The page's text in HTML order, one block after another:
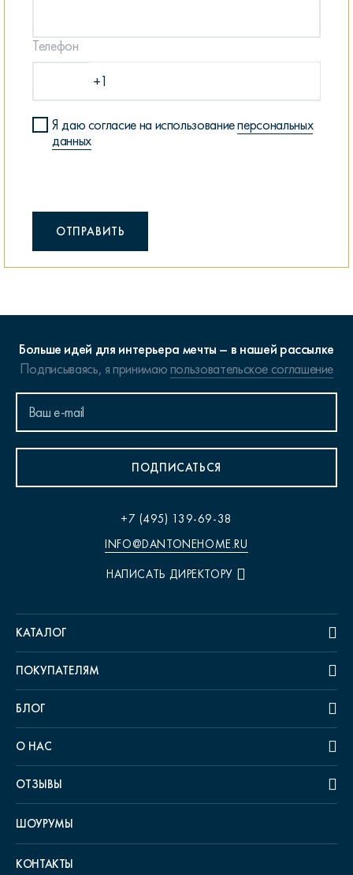
Телефон
Я даю согласие на использованиеперсональных
данных
ОТПРАВИТЬ
Больше идей для интерьера мечты – в нашей рассылке
Подписываясь, я принимаюпользовательское соглашение
ПОДПИСАТЬСЯ
+7 (495) 139-69-38
INFO@DANTONEHOME.RU
НАПИСАТЬ ДИРЕКТОРУ
КАТАЛОГ
ПОКУПАТЕЛЯМ
БЛОГ
О НАС
ОТЗЫВЫ
ШОУРУМЫ
КОНТАКТЫ